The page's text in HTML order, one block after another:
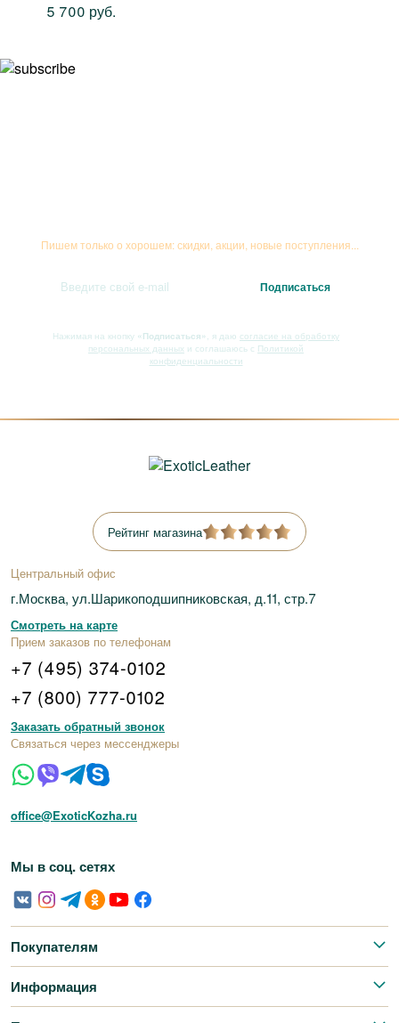
5 700 руб.
Пишем только о хорошем: скидки, акции, новые поступления...
Нажимая на кнопку «Подписаться» , я даю согласие на обработку
персональных данных и соглашаюсь с Политикой
конфиденциальности
Рейтинг магазина
Центральный офис
г.Москва, ул.Шарикоподшипниковская, д.11, стр.7
Смотреть на карте
Прием заказов по телефонам
+7 (495) 374-0102
+7 (800) 777-0102
Заказать обратный звонок
Связаться через мессенджеры
office@ExoticKozha.ru
Мы в соц. сетях
Покупателям
Информация